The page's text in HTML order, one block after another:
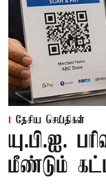
தேசிய செய்திகள்
யு.பி.ஐ.
மீண்டும்